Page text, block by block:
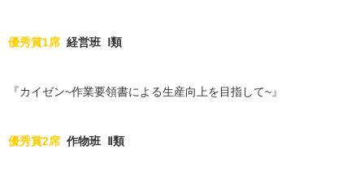
優秀賞1席 経営班 Ⅰ類
『カイゼン~作業要領書による生産向上を目指して~』
優秀賞2席 作物班 Ⅱ類